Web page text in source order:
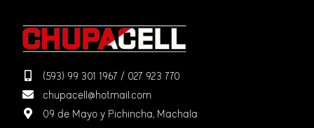
(593) 99 301 1967 / 027 923 770
chupacell@hotmail.com
09 de Mayo y Pichincha, Machala